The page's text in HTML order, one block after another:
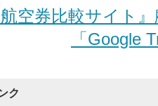
航空券比較サイト
「Google
ク